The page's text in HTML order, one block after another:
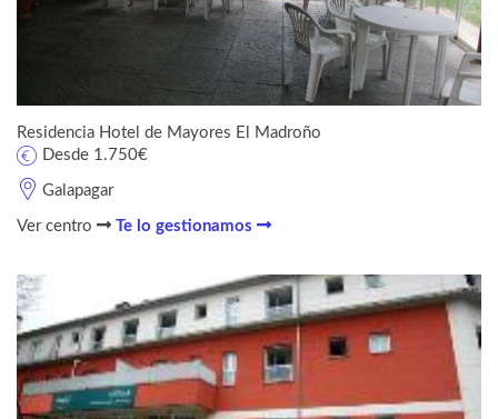
Residencia Hotel de Mayores El Madroño
Galapagar
Desde 1.750€
Ver centro Te lo gestionamos